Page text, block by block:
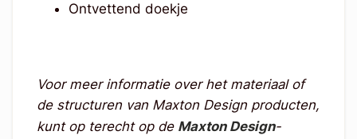
Ontvettend doekje
Voor meer informatie over het materiaal of
de structuren van Maxton Design producten,
kunt op terecht op de Maxton Design-